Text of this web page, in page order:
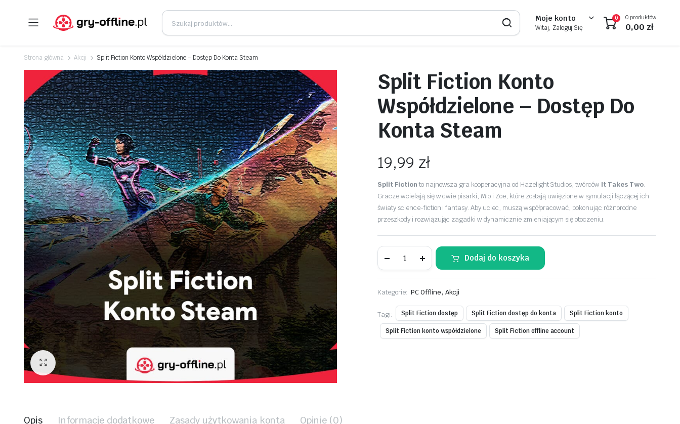
Moje konto
Witaj, Zaloguj Się
0 0 produktów
0,00 zł
Strona główna Akcji Split Fiction Konto Współdzielone – Dostęp Do Konta Steam
Split Fiction Konto
Współdzielone – Dostęp Do
Konta Steam
19,99 zł
Split Fictionto najnowsza gra kooperacyjna od Hazelight Studios, twórców It Takes Two.
Gracze wcielają się w dwie pisarki, Mio i Zoe, które zostają uwięzione w symulacji łączącej ich
światy science-fiction i fantasy. Aby uciec, muszą współpracować, pokonując różnorodne
przeszkody i rozwiązując zagadki w dynamicznie zmieniającym się otoczeniu.
Fiction
Współdzielone
Dostęp
Konta
Steam
ilość
Dodaj do koszyka
Kategorie: PC Offline, Akcji
Tagi: Split Fiction dostęp Split Fiction dostęp do konta Split Fiction konto
Split Fiction konto współdzielone Split Fiction offline account
Opis Informacje dodatkowe Zasady użytkowania konta Opinie (0)